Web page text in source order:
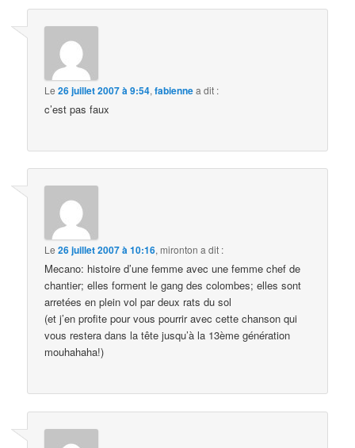
Le26 juillet 2007 à 9:54,fabiennea dit :
c’est pas faux
Le26 juillet 2007 à 10:16, mironton a dit :
Mecano: histoire d’une femme avec une femme chef de
chantier; elles forment le gang des colombes; elles sont
arretées en plein vol par deux rats du sol
(et j’en profite pour vous pourrir avec cette chanson qui
vous restera dans la tête jusqu’à la 13ème génération
mouhahaha!)